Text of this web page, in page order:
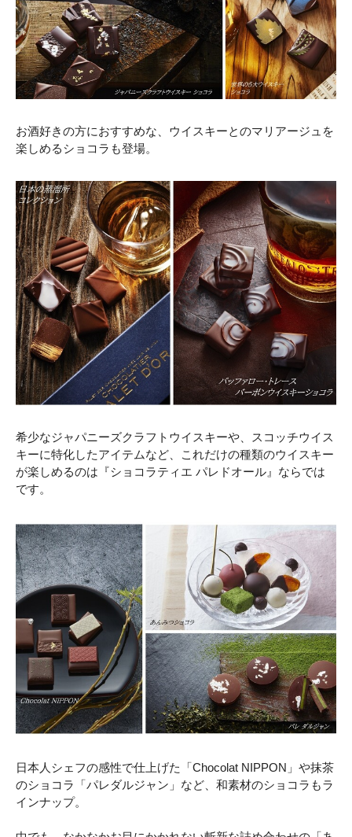
お酒好きの方におすすめな、ウイスキーとのマリアージュを
楽しめるショコラも登場。
希少なジャパニーズクラフトウイスキーや、スコッチウイス
キーに特化したアイテムなど、これだけの種類のウイスキー
が楽しめるのは『ショコラティエ パレドオール』ならでは
です。
日本人シェフの感性で仕上げた「Chocolat NIPPON」や抹茶
のショコラ「パレダルジャン」など、和素材のショコラもラ
インナップ。